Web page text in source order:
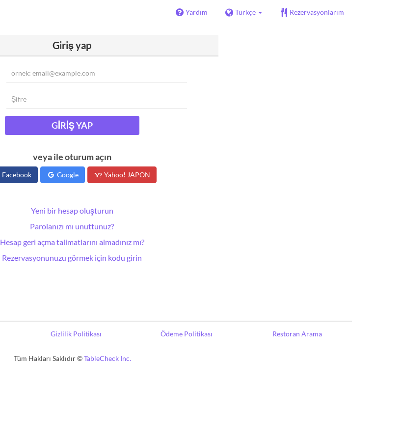
Yardım Türkçe Rezervasyonlarım
Giriş yap
GIRIŞ YAP
veya ile oturum açın
Facebook Google Yahoo! JAPON
Yeni bir hesap oluşturun
Parolanızı mı unuttunuz?
Hesap geri açma talimatlarını almadınız mı?
Rezervasyonunuzu görmek için kodu girin
Gizlilik Politikası Ödeme Politikası Restoran Arama
Tüm Hakları Saklıdır ©TableCheck Inc.